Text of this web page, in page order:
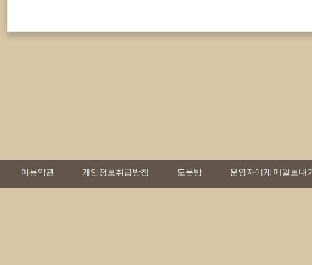
이용약관 개인정보취급방침 도움방 운영자에게 메일보내